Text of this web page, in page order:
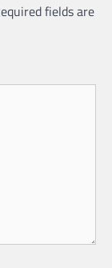
fields are